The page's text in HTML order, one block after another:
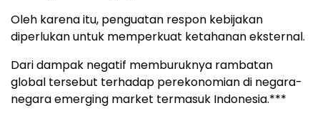
Oleh karena itu, penguatan respon kebijakan
diperlukan untuk memperkuat ketahanan eksternal.
Dari dampak negatif memburuknya rambatan
global tersebut terhadap perekonomian di negara-
negara emerging market termasuk Indonesia.***